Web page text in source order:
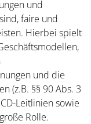
und
faire und
Hierbei spielt
und die
(z.B. §§ 90 Abs. 3
Leitlinien sowie
Rolle.